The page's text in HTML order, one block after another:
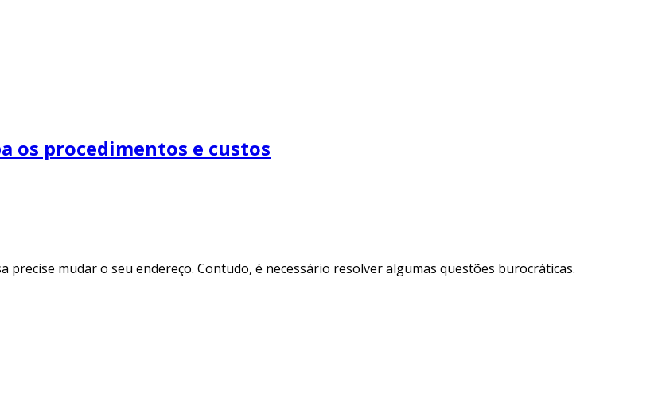
os procedimentos e custos
precise mudar o seu endereço. Contudo, é necessário resolver algumas questões burocráticas.